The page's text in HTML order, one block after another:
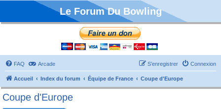
Le Forum Du Bowling
FAQ Arcade Connexion
S’enregistrer
Accueil Index du forum Équipe de France Coupe d'Europe
Coupe d'Europe